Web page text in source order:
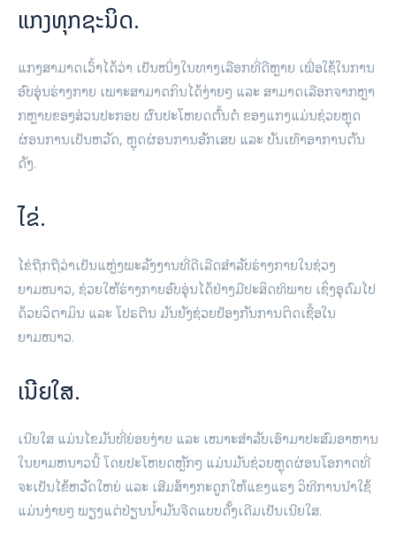
ແກງທຸກຊະນິດ.
ແກງສາມາດເວົ້າໄດ້ວ່າ ເປັນໜຶ່ງໃນທາງເລືອກທີ່ດີຫຼາຍ ເພື່ອໃຊ້ໃນການ
ອົບອຸ່ນຮ່າງກາຍ ເພາະສາມາດກິນໄດ້ງ່າຍໆ ແລະ ສາມາດເລືອກຈາກຫຼາ
ກຫຼາຍຂອງສ່ວນປະກອບ ຜົນປະໂຫຍດຕົ້ນຕໍ ຂອງແກງແມ່ນຊ່ວຍຫຼຸດ
ຜ່ອນການເປັນຫວັດ, ຫຼຸດຜ່ອນການອັກເສບ ແລະ ບັນເທົາອາການຕັນ
ດັງ.
ໄຂ່.
ໄຂ່ຖືກຖືວ່າເປັນແຫຼ່ງພະລັງງານທີ່ດີເລີດສໍາລັບຮ່າງກາຍໃນຊ່ວງ
ຍາມໜາວ, ຊ່ວຍໃຫ້ຮ່າງກາຍອົບອຸ່ນໄດ້ຢ່າງມີປະສິດທິພາບ ເຊິ່ງອຸດົມໄປ
ດ້ວຍວິຕາມິນ ແລະ ໂປຣຕີນ ມັນຍັງຊ່ວຍປ້ອງກັນການຕິດເຊື້ອໃນ
ຍາມໜາວ.
ເນີຍໃສ.
ເນີຍໃສ ແມ່ນໄຂມັນທີ່ຍ່ອຍງ່າຍ ແລະ ເໝາະສຳລັບເອົາມາປະສົມອາຫານ
ໃນຍາມຫນາວນີ້ ໂດຍປະໂຫຍດຫຼັກໆ ແມ່ນມັນຊ່ວຍຫຼຸດຜ່ອນໂອກາດທີ່
ຈະເປັນໄຂ້ຫວັດໃຫຍ່ ແລະ ເສີມສ້າງກະດູກໃຫ້ແຂງແຮງ ວິທີການນໍາໃຊ້
ແມ່ນງ່າຍໆ ພຽງແຕ່ປ່ຽນນໍ້າມັນຈືດແບບດັ້ງເດີມເປັນເນີຍໃສ.